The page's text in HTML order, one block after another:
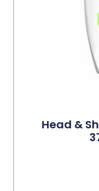
Head &